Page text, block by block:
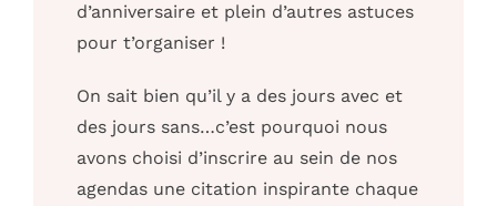
d’anniversaire et plein d’autres astuces
pour t’organiser !
On sait bien qu’il y a des jours avec et
des jours sans…c’est pourquoi nous
avons choisi d’inscrire au sein de nos
agendas une citation inspirante chaque